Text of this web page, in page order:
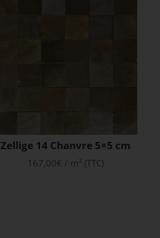
Zellige 14 Chanvre 5×5 cm
167,00€ / m² (TTC)